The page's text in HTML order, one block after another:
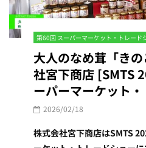
第60回 スーパーマーケット・トレード
大人のなめ茸「き
社宮下商店 [SMTS
ーパーマーケット
2026/02/18
株式会社宮下商店はSMTS